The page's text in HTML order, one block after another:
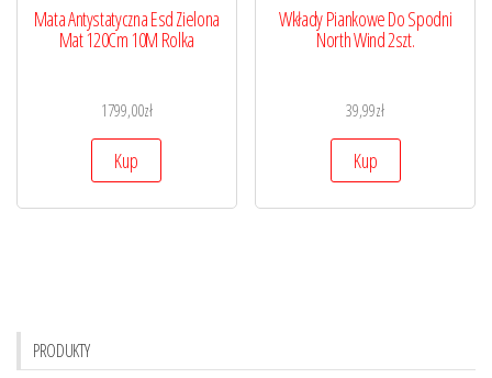
Mata Antystatyczna Esd Zielona
Mat 120Cm 10M Rolka
1799,00zł
Kup
Wkłady Piankowe Do Spodni
North Wind 2szt.
39,99zł
Kup
PRODUKTY